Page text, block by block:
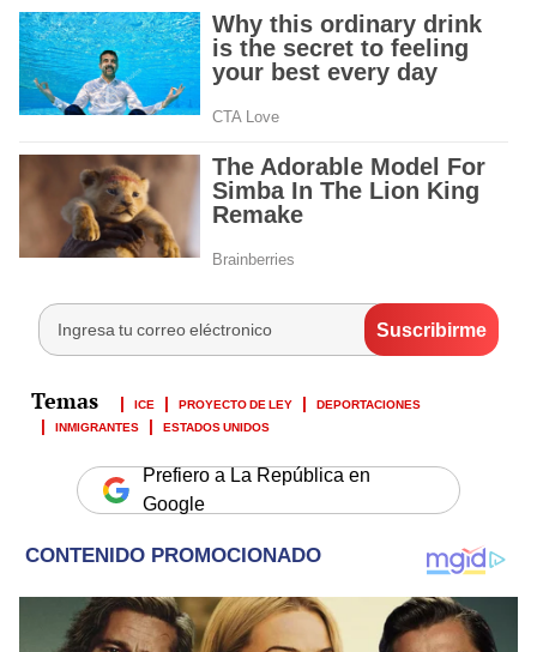
ICE PROYECTO DE LEY
DEPORTACIONES
INMIGRANTES
ESTADOS UNIDOS
Prefiero a La República en
Google